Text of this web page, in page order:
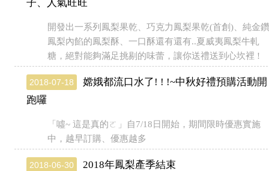
子、人氣旺旺
開發出一系列鳳梨果乾、巧克力鳳梨果乾(首創)、純金
鳳梨內餡的鳳梨酥、一口酥還有還有..夏威夷鳳梨牛軋
糖，絕對能夠滿足挑剔的味蕾，讓你送禮送到心坎裡 !
2018-07-18
嫦娥都流口水了! ! !~中秋好禮預購活動開
跑囉
「噓~ 這是真的ㄛ」自7/18日開始，期間限時優惠實施
中，越早訂購、優惠越多
2018-06-30 2018年鳳梨產季結束